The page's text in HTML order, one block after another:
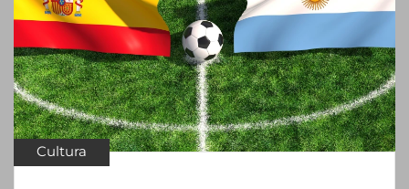
Cultura